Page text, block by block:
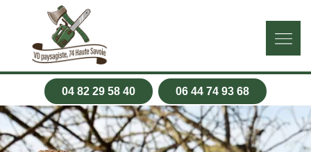
04 82 29 58 40 06 44 74 93 68